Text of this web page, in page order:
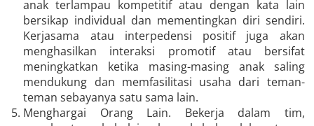
anak terlampau kompetitif atau dengan kata lain
bersikap individual dan mementingkan diri sendiri.
Kerjasama atau interpedensi positif juga akan
menghasilkan interaksi promotif atau bersifat
meningkatkan ketika masing-masing anak saling
mendukung dan memfasilitasi usaha dari teman-
teman sebayanya satu sama lain.
Menghargai Orang Lain. Bekerja dalam tim,